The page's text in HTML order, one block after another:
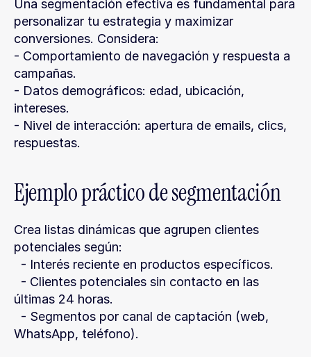
Una segmentación efectiva es fundamental para
personalizar tu estrategia y maximizar
conversiones. Considera:
- Comportamiento de navegación y respuesta a
campañas.
- Datos demográficos: edad, ubicación,
intereses.
- Nivel de interacción: apertura de emails, clics,
respuestas.
Ejemplo práctico de segmentación
Crea listas dinámicas que agrupen clientes
potenciales según:
  - Interés reciente en productos específicos.
últimas 24 horas.
WhatsApp, teléfono).